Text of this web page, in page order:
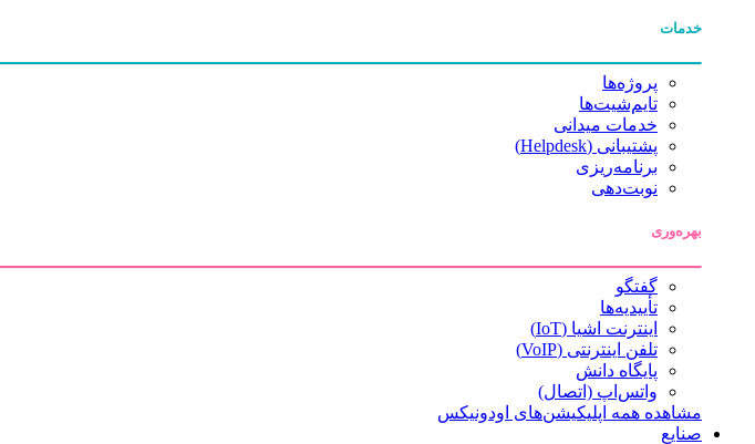
خدمات
پروژه‌ها
تایم‌شیت‌ها
خدمات میدانی
پشتیبانی (Helpdesk)
برنامه‌ریزی
نوبت‌دهی
بهره‌وری
گفتگو
تأییدیه‌ها
اینترنت اشیا (IoT)
تلفن اینترنتی (VoIP)
پایگاه دانش
واتس‌اپ (اتصال)
مشاهده همه اپلیکیشن‌های اودونیکس
صنایع